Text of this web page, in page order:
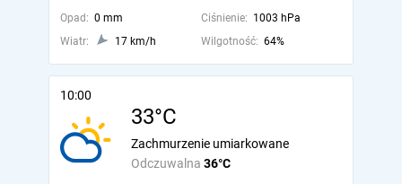
Opad: 0 mm Ciśnienie: 1003 hPa
Wiatr:
17 km/h Wilgotność: 64%
10:00
33°C
Odczuwalna 36°C
Zachmurzenie umiarkowane